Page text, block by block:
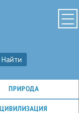
ПРИРОДА
ЦИВИЛИЗАЦИЯ